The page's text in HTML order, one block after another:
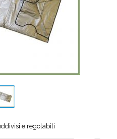
e regolabili